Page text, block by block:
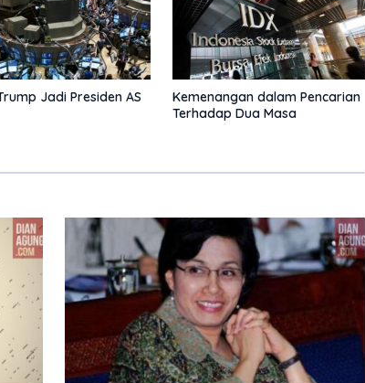
Jadi Presiden AS
Kemenangan dalam Pencarian
Terhadap Dua Masa